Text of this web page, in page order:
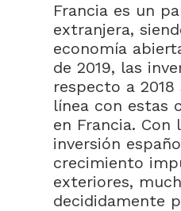
Francia es un
extranjera,
economía
de 2019, las
respecto a 2018
línea con estas
en Francia. Con
inversión
crecimiento
exteriores,
decididamente